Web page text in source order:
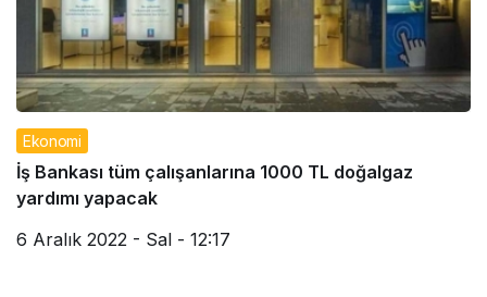
Ekonomi
İş Bankası tüm çalışanlarına 1000 TL doğalgaz
yardımı yapacak
6 Aralık 2022 - Sal - 12:17